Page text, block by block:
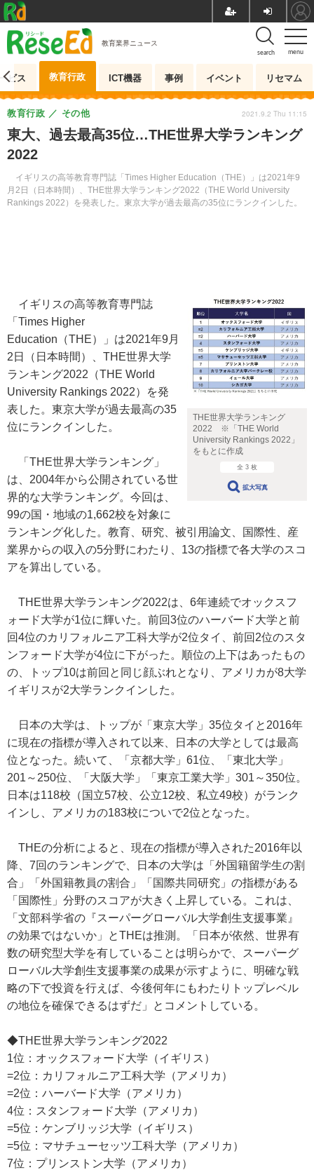
menu
search
教育業界ニュース
ビス 教育行政 ICT機器 事例 イベント リセマム
東大、過去最高35位…THE世界大学ランキング
2022
イギリスの高等教育専門誌「Times Higher Education（THE）」は2021年9
月2日（日本時間）、THE世界大学ランキング2022（THE World University
Rankings 2022）を発表した。東京大学が過去最高の35位にランクインした。
教育行政 その他 2021.9.2 Thu 11:15
THE世界大学ランキング
2022 ※「THE World
University Rankings 2022」
をもとに作成
全 3 枚
拡大写真
イギリスの高等教育専門誌
「Times Higher
Education（THE）」は2021年9月
2日（日本時間）、THE世界大学
ランキング2022（THE World
University Rankings 2022）を発
表した。東京大学が過去最高の35
位にランクインした。
「THE世界大学ランキング」
は、2004年から公開されている世
界的な大学ランキング。今回は、
99の国・地域の1,662校を対象に
ランキング化した。教育、研究、被引用論文、国際性、産
業界からの収入の5分野にわたり、13の指標で各大学のスコ
アを算出している。
THE世界大学ランキング2022は、6年連続でオックスフ
ォード大学が1位に輝いた。前回3位のハーバード大学と前
回4位のカリフォルニア工科大学が2位タイ、前回2位のスタ
ンフォード大学が4位に下がった。順位の上下はあったもの
の、トップ10は前回と同じ顔ぶれとなり、アメリカが8大学
イギリスが2大学ランクインした。
日本の大学は、トップが「東京大学」35位タイと2016年
に現在の指標が導入されて以来、日本の大学としては最高
位となった。続いて、「京都大学」61位、「東北大学」
201～250位、「大阪大学」「東京工業大学」301～350位。
日本は118校（国立57校、公立12校、私立49校）がランク
インし、アメリカの183校についで2位となった。
THEの分析によると、現在の指標が導入された2016年以
降、7回のランキングで、日本の大学は「外国籍留学生の割
合」「外国籍教員の割合」「国際共同研究」の指標がある
「国際性」分野のスコアが大きく上昇している。これは、
「文部科学省の『スーパーグローバル大学創生支援事業』
の効果ではないか」とTHEは推測。「日本が依然、世界有
数の研究型大学を有していることは明らかで、スーパーグ
ローバル大学創生支援事業の成果が示すように、明確な戦
略の下で投資を行えば、今後何年にもわたりトップレベル
の地位を確保できるはずだ」とコメントしている。
◆THE世界大学ランキング2022
1位：オックスフォード大学（イギリス）
=2位：カリフォルニア工科大学（アメリカ）
=2位：ハーバード大学（アメリカ）
4位：スタンフォード大学（アメリカ）
=5位：ケンブリッジ大学（イギリス）
=5位：マサチューセッツ工科大学（アメリカ）
7位：プリンストン大学（アメリカ）